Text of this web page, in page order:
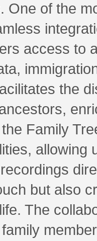
One of the
access to
the
Family
but also
The